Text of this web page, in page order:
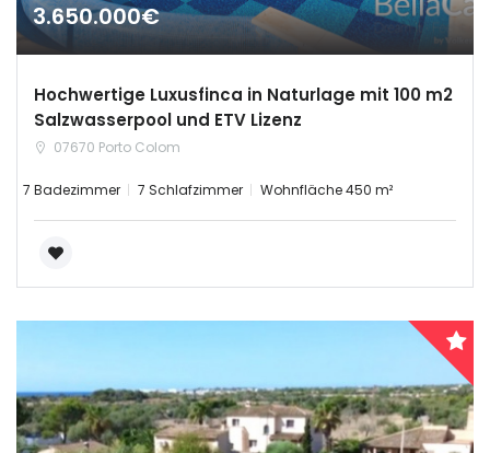
3.650.000€
Hochwertige Luxusfinca in Naturlage mit 100 m2
Salzwasserpool und ETV Lizenz
07670 Porto Colom
7 Badezimmer 7 Schlafzimmer Wohnfläche 450 m²